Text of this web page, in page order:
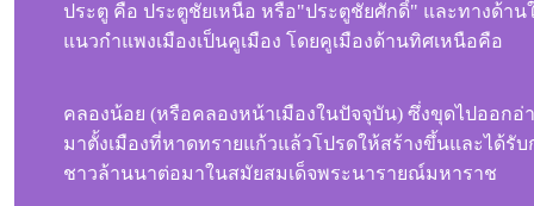
ประตู คือ ประตูชัยเหนือ หรือ"ประตูชัยศักดิ์" และทางด้าน
แนวกำแพงเมืองเป็นคูเมือง โดยคูเมืองด้านทิศเหนือคือ
คลองน้อย (หรือคลองหน้าเมืองในปัจจุบัน) ซึ่งขุดไปออก
มาตั้งเมืองที่หาดทรายแก้วแล้วโปรดให้สร้างขึ้นและได้รั
ชาวล้านนาต่อมาในสมัยสมเด็จพระนารายณ์มหาราช